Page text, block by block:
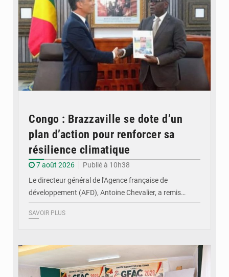
Congo : Brazzaville se dote d’un
plan d’action pour renforcer sa
résilience climatique
7 août 2026
Publié à 10h38
Le directeur général de l'Agence française de
développement (AFD), Antoine Chevalier, a remis…
SAVOIR PLUS